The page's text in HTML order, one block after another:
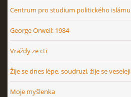
Centrum pro studium politického islámu
George Orwell: 1984
Vraždy ze cti
Žije se dnes lépe, soudruzi, žije se veseleji
Moje myšlenka